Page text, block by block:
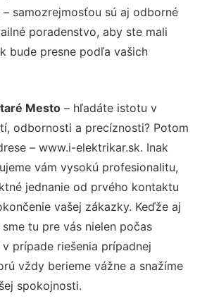
– samozrejmosťou sú aj odborné
poradenstvo, aby ste mali
bude presne podľa vašich
Mesto – hľadáte istotu v
odbornosti a precíznosti? Potom
– www.i-elektrikar.sk. Inak
vám vysokú profesionalitu,
jednanie od prvého kontaktu
vašej zákazky. Keďže aj
tu pre vás nielen počas
prípade riešenia prípadnej
vždy berieme vážne a snažíme
spokojnosti.